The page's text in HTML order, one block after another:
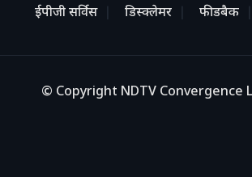
ईपीजी सर्विस
डिस्क्लेमर फीडबैक
© Copyright NDTV Convergence